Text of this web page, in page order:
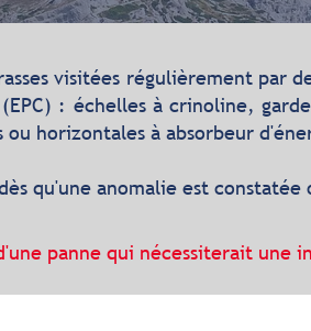
visitées régulièrement par
: échelles à crinoline,
horizontales à absorbeur
qu'une anomalie est
panne qui nécessiterait une